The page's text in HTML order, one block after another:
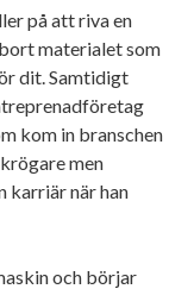
på att riva en
materialet som
dit. Samtidigt
kom in branschen
men
karriär när han
och börjar